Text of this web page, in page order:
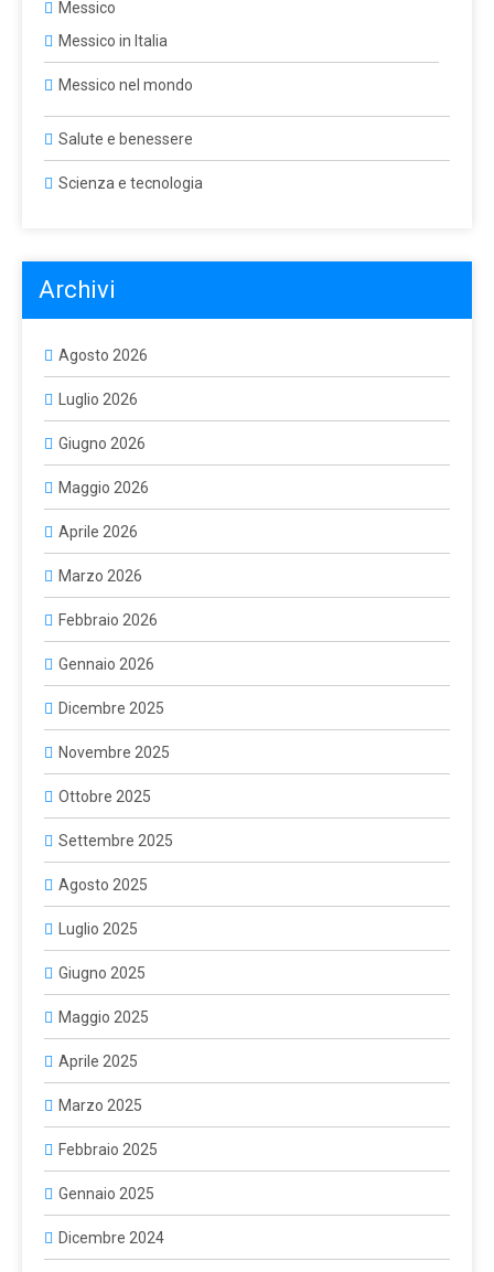
Messico
Messico in Italia
Messico nel mondo
Salute e benessere
Scienza e tecnologia
Archivi
Agosto 2026
Luglio 2026
Giugno 2026
Maggio 2026
Aprile 2026
Marzo 2026
Febbraio 2026
Gennaio 2026
Dicembre 2025
Novembre 2025
Ottobre 2025
Settembre 2025
Agosto 2025
Luglio 2025
Giugno 2025
Maggio 2025
Aprile 2025
Marzo 2025
Febbraio 2025
Gennaio 2025
Dicembre 2024